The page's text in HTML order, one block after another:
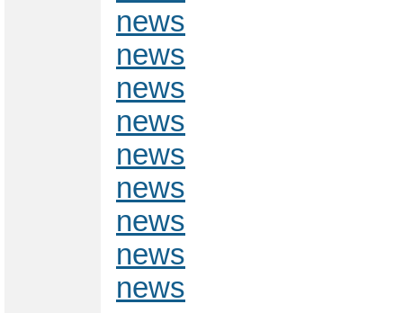
news
news
news
news
news
news
news
news
news